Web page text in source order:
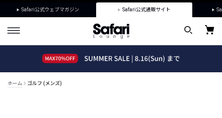
Safari公式ウェブマガジン Safari公式通販サイト
ホーム ゴルフ (メンズ)